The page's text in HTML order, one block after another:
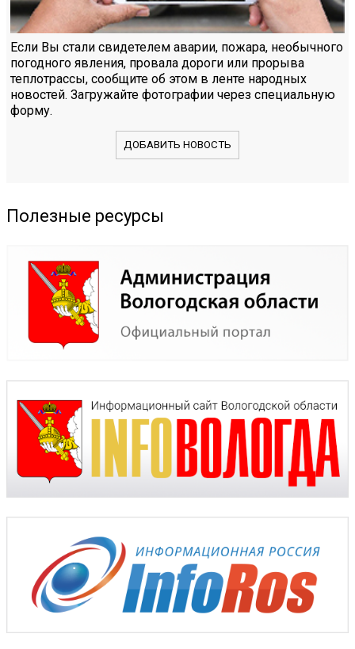
Если Вы стали свидетелем аварии, пожара, необычного
погодного явления, провала дороги или прорыва
теплотрассы, сообщите об этом в ленте народных
новостей. Загружайте фотографии через специальную
форму.
ДОБАВИТЬ НОВОСТЬ
Полезные ресурсы